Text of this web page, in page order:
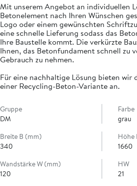
Mit unserem Angebot an individuellen
Betonelement nach Ihren Wünschen
Logo oder einem gewünschten
eine schnelle Lieferung sodass das
Ihre Baustelle kommt. Die verkürzte
Ihnen, das Betonfundament schnell zu
Gebrauch zu nehmen.
Für eine nachhaltige Lösung bieten wir
einer Recycling-Beton-Variante an.
Gruppe
DM
Farbe
grau
Breite B (mm)
340
Höhe
1660
Wandstärke W (mm)
120
HW
21